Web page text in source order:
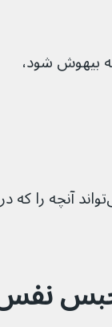
می‌کشد (اگر بچه بیهوش شود،
بچه شما به عمد نفس خود را حبس نمی‌کند و نمی‌تواند آنچه را که در
حبس